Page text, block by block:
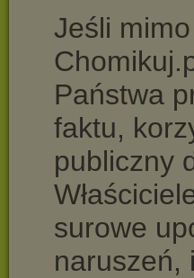
Jeśli
Państwa
faktu,
publiczny
surowe
naruszeń,